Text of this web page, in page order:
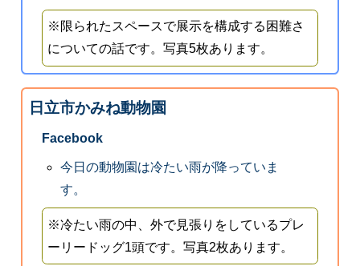
※限られたスペースで展示を構成する困難さ
についての話です。写真5枚あります。
日立市かみね動物園
Facebook
今日の動物園は冷たい雨が降っていま
す。
※冷たい雨の中、外で見張りをしているプレ
ーリードッグ1頭です。写真2枚あります。